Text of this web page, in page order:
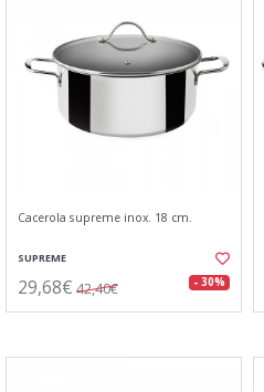
Cacerola supreme inox. 18 cm.
SUPREME
29,68€ 42,40€ - 30%